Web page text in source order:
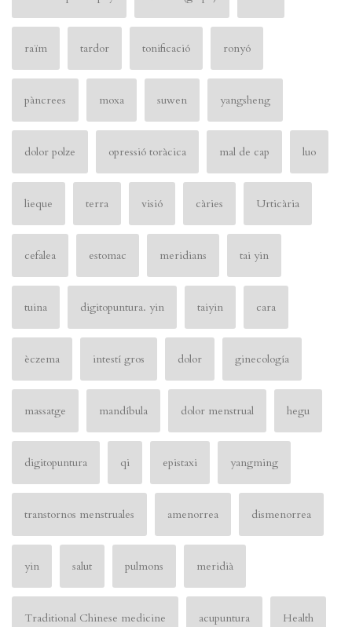
raïm tardor tonificació ronyó
pàncrees moxa suwen yangsheng
dolor polze opressió toràcica mal de cap luo
lieque terra visió càries Urticària
cefalea estomac meridians tai yin
tuina digitopuntura. yin taiyin cara
èczema intestí gros dolor ginecología
massatge mandíbula dolor menstrual hegu
digitopuntura qi epistaxi yangming
transtornos menstruales amenorrea dismenorrea
yin salut pulmons meridià
Traditional Chinese medicine acupuntura Health